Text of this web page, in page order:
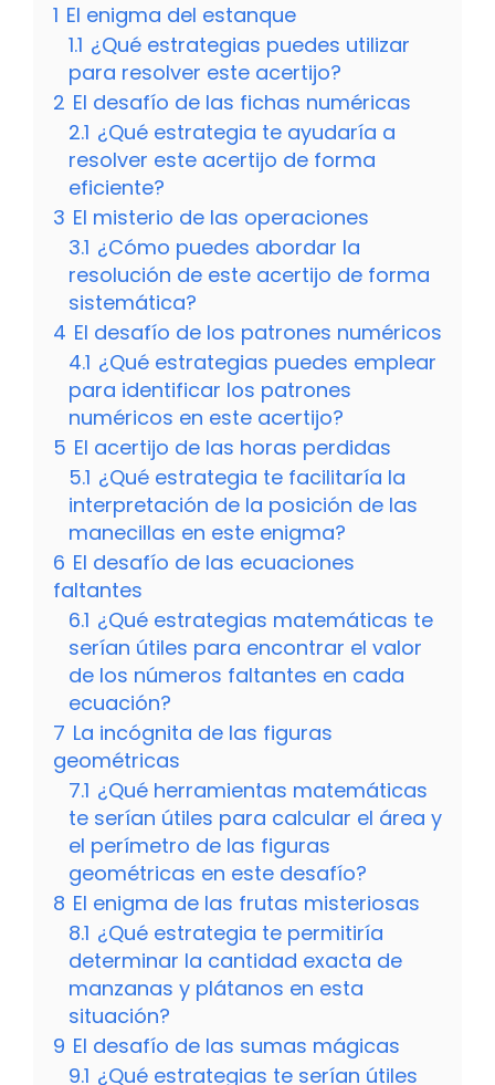
1 El enigma del estanque
1.1 ¿Qué estrategias puedes utilizar
para resolver este acertijo?
2 El desafío de las fichas numéricas
2.1 ¿Qué estrategia te ayudaría a
resolver este acertijo de forma
eficiente?
3 El misterio de las operaciones
3.1 ¿Cómo puedes abordar la
resolución de este acertijo de forma
sistemática?
4 El desafío de los patrones numéricos
4.1 ¿Qué estrategias puedes emplear
para identificar los patrones
numéricos en este acertijo?
5 El acertijo de las horas perdidas
5.1 ¿Qué estrategia te facilitaría la
interpretación de la posición de las
manecillas en este enigma?
6 El desafío de las ecuaciones
faltantes
6.1 ¿Qué estrategias matemáticas te
serían útiles para encontrar el valor
de los números faltantes en cada
ecuación?
7 La incógnita de las figuras
geométricas
7.1 ¿Qué herramientas matemáticas
te serían útiles para calcular el área y
el perímetro de las figuras
geométricas en este desafío?
8 El enigma de las frutas misteriosas
8.1 ¿Qué estrategia te permitiría
determinar la cantidad exacta de
manzanas y plátanos en esta
situación?
9 El desafío de las sumas mágicas
9.1 ¿Qué estrategias te serían útiles